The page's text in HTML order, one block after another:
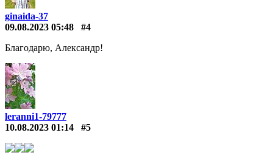
ginaida-37
09.08.2023 05:48
#4
Благодарю, Александр!
leranni1-79777
10.08.2023 01:14
#5